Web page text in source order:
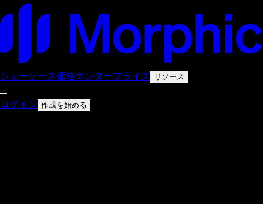
ショーケース価格エンタープライズ リソース
ログイン 作成を始める